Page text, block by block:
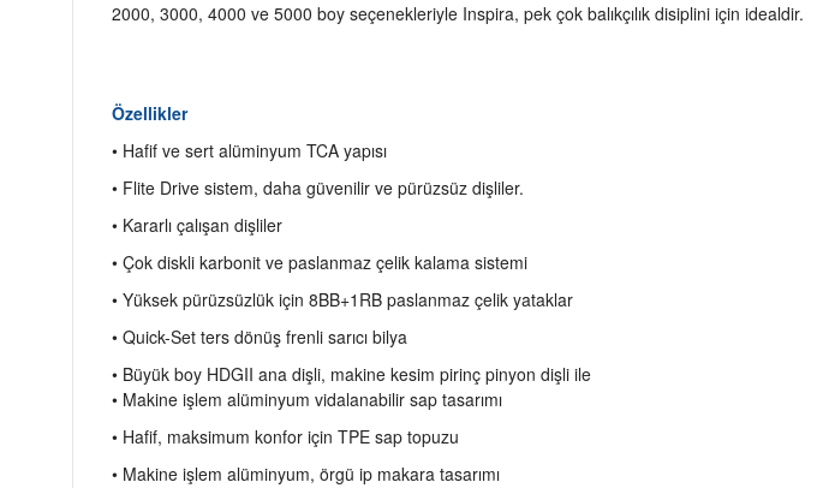
2000, 3000, 4000 ve 5000 boy seçenekleriyle Inspira, pek çok balıkçılık disiplini için idealdir.
Özellikler
• Hafif ve sert alüminyum TCA yapısı
• Flite Drive sistem, daha güvenilir ve pürüzsüz dişliler.
• Kararlı çalışan dişliler
• Çok diskli karbonit ve paslanmaz çelik kalama sistemi
• Yüksek pürüzsüzlük için 8BB+1RB paslanmaz çelik yataklar
• Quick-Set ters dönüş frenli sarıcı bilya
• Büyük boy HDGII ana dişli, makine kesim pirinç pinyon dişli ile
• Makine işlem alüminyum vidalanabilir sap tasarımı
• Hafif, maksimum konfor için TPE sap topuzu
• Makine işlem alüminyum, örgü ip makara tasarımı